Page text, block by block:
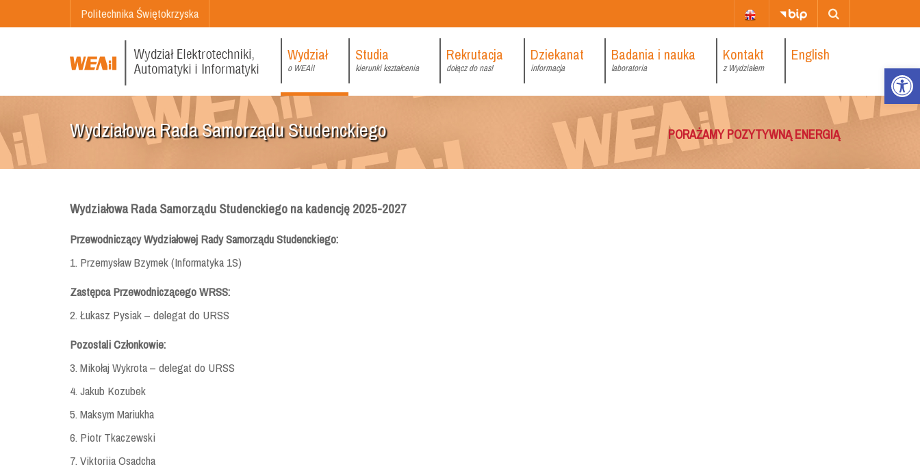
Politechnika Świętokrzyska
Wydział
o WEAiI
Studia
kierunki kształcenia
Rekrutacja
dołącz do nas!
Dziekanat
informacja
Badania i nauka
laboratoria
Kontakt
z Wydziałem
English
Wydziałowa Rada Samorządu Studenckiego PORAŻAMY POZYTYWNĄ ENERGIĄ
Wydziałowa Rada Samorządu Studenckiego na kadencję 2025-2027
Przewodniczący Wydziałowej Rady Samorządu Studenckiego:
1. Przemysław Bzymek (Informatyka 1S)
Zastępca Przewodniczącego WRSS:
2. Łukasz Pysiak – delegat do URSS
Pozostali Członkowie:
3. Mikołaj Wykrota – delegat do URSS
4. Jakub Kozubek
5. Maksym Mariukha
6. Piotr Tkaczewski
7. Viktoriia Osadcha